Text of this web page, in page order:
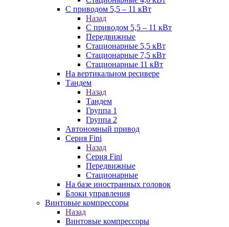
С приводом 5,5 – 11 кВт
Назад
С приводом 5,5 – 11 кВт
Передвижные
Стационарные 5,5 кВт
Стационарные 7,5 кВт
Стационарные 11 кВт
На вертикальном ресивере
Тандем
Назад
Тандем
Группа 1
Группа 2
Автономный привод
Серия Fini
Назад
Серия Fini
Передвижные
Стационарные
На базе иностранных головок
Блоки управления
Винтовые компрессоры
Назад
Винтовые компрессоры